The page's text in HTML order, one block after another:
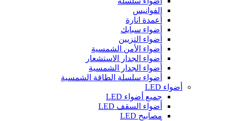
الفوانيس
أعمدة انارة
أضواء سبايك
أضواء التزيين
أضواء الأمن الشمسية
أضواء الجدار الاستشعار
أضواء الجدار الشمسية
أضواء سلسلة الطاقة الشمسية
أضواء LED
جميع أضواء LED
أضواء السقف LED
مصابيح LED